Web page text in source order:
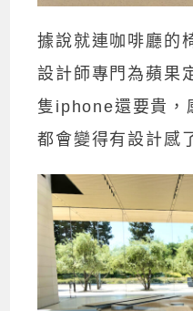
據說就連咖啡廳的
設計師專門為蘋果
隻iphone還要貴，
都會變得有設計感